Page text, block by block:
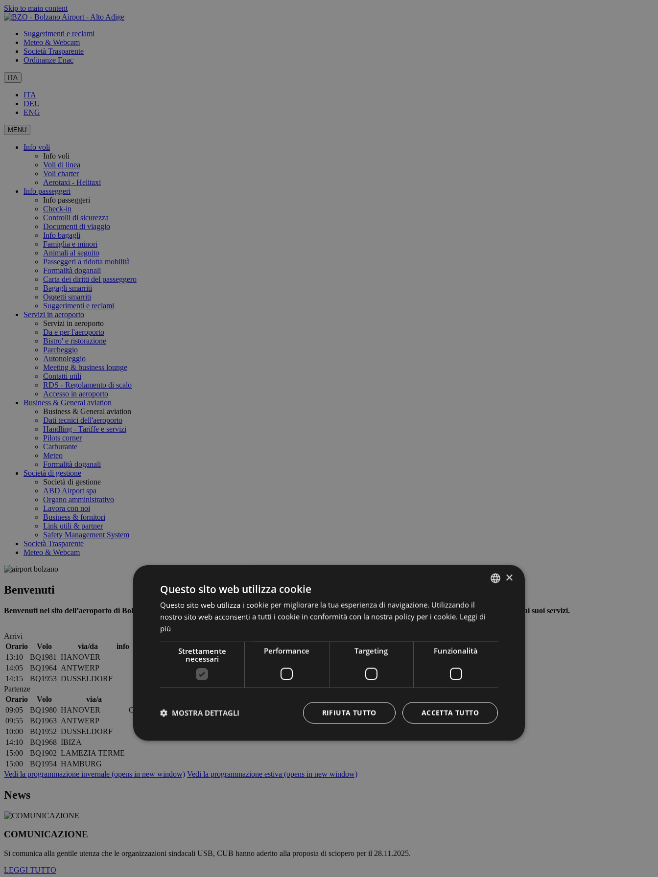
Skip to main content
Suggerimenti e reclami
Meteo & Webcam
Società Trasparente
Ordinanze Enac
ITA
ITA
DEU
ENG
MENU
Info voli
Info voli
Voli di linea
Voli charter
Aerotaxi - Helitaxi
Info passeggeri
Info passeggeri
Check-in
Controlli di sicurezza
Documenti di viaggio
Info bagagli
Famiglia e minori
Animali al seguito
Passeggeri a ridotta mobilità
Formalità doganali
Carta dei diritti del passeggero
Bagagli smarriti
Oggetti smarriti
Suggerimenti e reclami
Servizi in aeroporto
Servizi in aeroporto
Da e per l'aeroporto
Bistro' e ristorazione
Parcheggio
Autonoleggio
Meeting & business lounge
Contatti utili
RDS - Regolamento di scalo
Accesso in aeroporto
Business & General aviation
Business & General aviation
Dati tecnici dell'aeroporto
Handling - Tariffe e servizi
Pilots corner
Carburante
Meteo
Formalità doganali
Società di gestione
Società di gestione
ABD Airport spa
Organo amministrativo
Lavora con noi
Business & fornitori
Link utili & partner
Safety Management System
Società Trasparente
Meteo & Webcam
Benvenuti
Benvenuti nel sito dell’aeroporto di Bolzano. Qui troverete tutte le informazioni più importanti relative allo scalo regionale dell’Alto Adige, alle sue strutture e ai suoi servizi.
Arrivi
Orario
Volo via/da
info
13:10
BQ1981
HANOVER
14:05
BQ1964 ANTWERP
14:15
BQ1953 DUSSELDORF
Partenze
Orario
Volo via/a
09:05
BQ1980 HANOVER
Check-In Closed
09:55
BQ1963 ANTWERP
10:00
BQ1952 DUSSELDORF
14:10
BQ1968 IBIZA
15:00
BQ1902 LAMEZIA TERME
15:00
BQ1954 HAMBURG
Vedi la programmazione invernale (opens in new window) Vedi la programmazione estiva (opens in new window)
News
COMUNICAZIONE
Si comunica alla gentile utenza che le organizzazioni sindacali USB, CUB hanno aderito alla proposta di sciopero per il 28.11.2025.
LEGGI TUTTO
ENGLISH
×
Questo sito web utilizza cookie
Questo sito web utilizza i cookie per migliorare la tua esperienza di navigazione. Utilizzando il
nostro sito web acconsenti a tutti i cookie in conformità con la nostra policy per i cookie. Leggi di
più
Strettamente
necessari
Performance Targeting Funzionalità
ACCETTA TUTTO
RIFIUTA TUTTO
MOSTRA DETTAGLI
I cookie strettamente necessari consentono le funzionalità principali del sito web come l'accesso dell'utente e la gestione
ma un buon esempio è mantenere uno stato di accesso per un
utente tra le pagine.